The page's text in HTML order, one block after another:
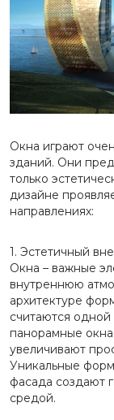
Окна играют
зданий. Они
только
дизайне
направлениях:
1. Эстетичный
Окна – важные
внутреннюю
архитектуре
считаются
панорамные
увеличивают
Уникальные
фасада создают
средой.